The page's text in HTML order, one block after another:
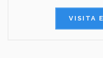
VISITA